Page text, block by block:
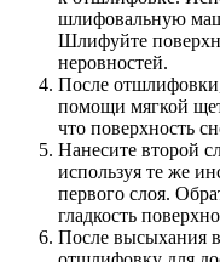
шлифовальную
Шлифуйте
неровностей.
После
помощи мягкой
что поверхность
Нанесите второй
используя те же
первого слоя.
гладкость
После высыхания